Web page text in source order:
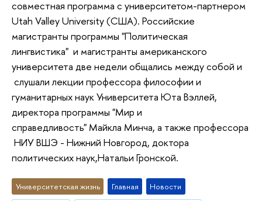
совместная программа с университетом-партнером
Utah Valley University (США). Российские
магистранты программы "Политическая
лингвистика" и магистранты американского
университета две недели общались между собой и
слушали лекции профессора философии и
гуманитарных наук Университета Юта Вэллей,
директора программы "Мир и
справедливость" Майкла Минча, а также профессора
НИУ ВШЭ - Нижний Новгород, доктора
политических наук,Натальи Гронской.
Университетская жизнь Главная
Новости